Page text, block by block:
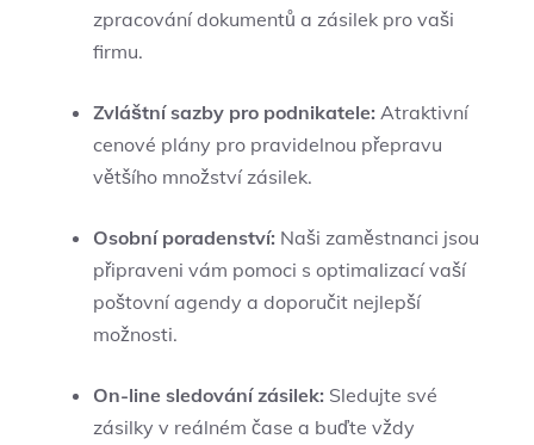
zpracování dokumentů a zásilek pro vaši
firmu.
Zvláštní sazby pro podnikatele: Atraktivní
cenové plány pro pravidelnou přepravu
většího množství zásilek.
Osobní poradenství: Naši zaměstnanci jsou
připraveni vám pomoci s optimalizací vaší
poštovní agendy a doporučit nejlepší
možnosti.
On-line sledování zásilek: Sledujte své
zásilky v reálném čase a buďte vždy